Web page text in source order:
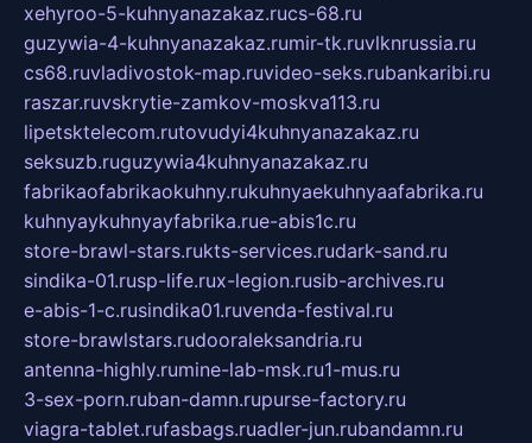
xehyroo-5-kuhnyanazakaz.rucs-68.ru
guzywia-4-kuhnyanazakaz.rumir-tk.ruvlknrussia.ru
cs68.ruvladivostok-map.ruvideo-seks.rubankaribi.ru
raszar.ruvskrytie-zamkov-moskva113.ru
lipetsktelecom.rutovudyi4kuhnyanazakaz.ru
seksuzb.ruguzywia4kuhnyanazakaz.ru
fabrikaofabrikaokuhny.rukuhnyaekuhnyaafabrika.ru
kuhnyaykuhnyayfabrika.rue-abis1c.ru
store-brawl-stars.rukts-services.rudark-sand.ru
sindika-01.rusp-life.rux-legion.rusib-archives.ru
e-abis-1-c.rusindika01.ruvenda-festival.ru
store-brawlstars.rudooraleksandria.ru
antenna-highly.rumine-lab-msk.ru1-mus.ru
3-sex-porn.ruban-damn.rupurse-factory.ru
viagra-tablet.rufasbags.ruadler-jun.rubandamn.ru